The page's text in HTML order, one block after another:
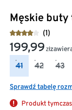
Męskie
(1)
199,99 zł
41 42 43
Sprawdź tabelę
Produkt